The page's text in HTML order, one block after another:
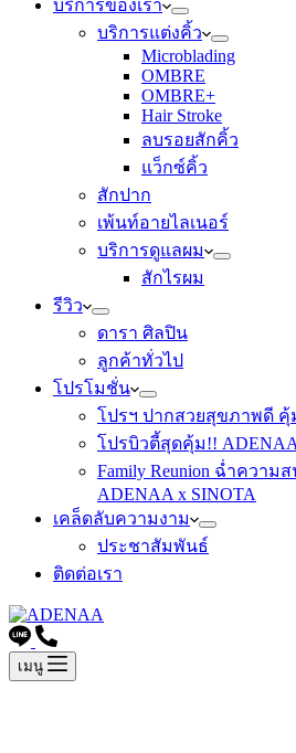
บริการของเรา
บริการแต่งคิ้ว
Microblading
OMBRE
OMBRE+
Hair Stroke
ลบรอยสักคิ้ว
แว็กซ์คิ้ว
สักปาก
เพ้นท์อายไลเนอร์
บริการดูแลผม
สักไรผม
รีวิว
ดารา ศิลปิน
ลูกค้าทั่วไป
โปรโมชั่น
โปรฯ ปากสวยสุขภาพดี คุ้
โปรบิวตี้สุดคุ้ม!! ADENAA
Family Reunion ฉ่ำควา
ADENAA x SINOTA
เคล็ดลับความงาม
ประชาสัมพันธ์
ติดต่อเรา
เมนู